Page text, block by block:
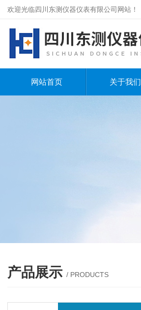
欢迎光临四川东测仪器仪表有限公司网站！
网站首页 关于我们
产品展示 / PRODUCTS